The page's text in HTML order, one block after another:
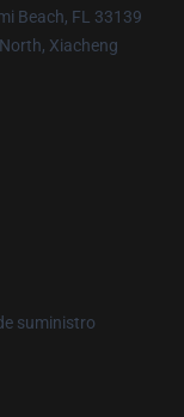
Beach, FL 33139
Xiacheng
suministro